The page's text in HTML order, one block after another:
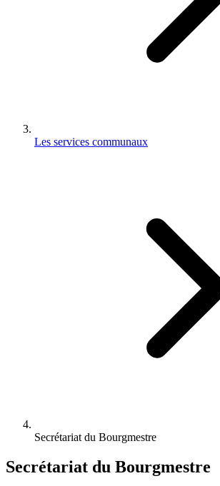
Les services communaux
Secrétariat du Bourgmestre
Secrétariat du Bourgmestre